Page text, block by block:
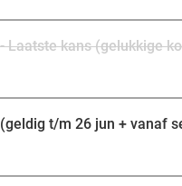
Laatste kans (gelukkige
t/m 26 jun + vanaf